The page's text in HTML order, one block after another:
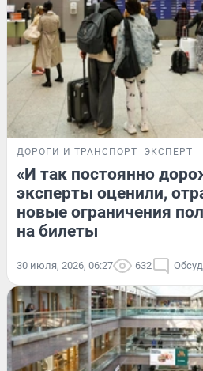
ДОРОГИ И ТРАНСПОРТ ЭКСПЕРТ
«И так постоянно
эксперты оценили,
новые ограничения
на билеты
30 июля, 2026, 06:27 632